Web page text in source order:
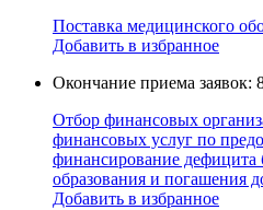
Поставка медицинского
Добавить в избранное
Окончание приема заявок:
Отбор финансовых
финансовых услуг по
финансирование
образования и погашения
Добавить в избранное